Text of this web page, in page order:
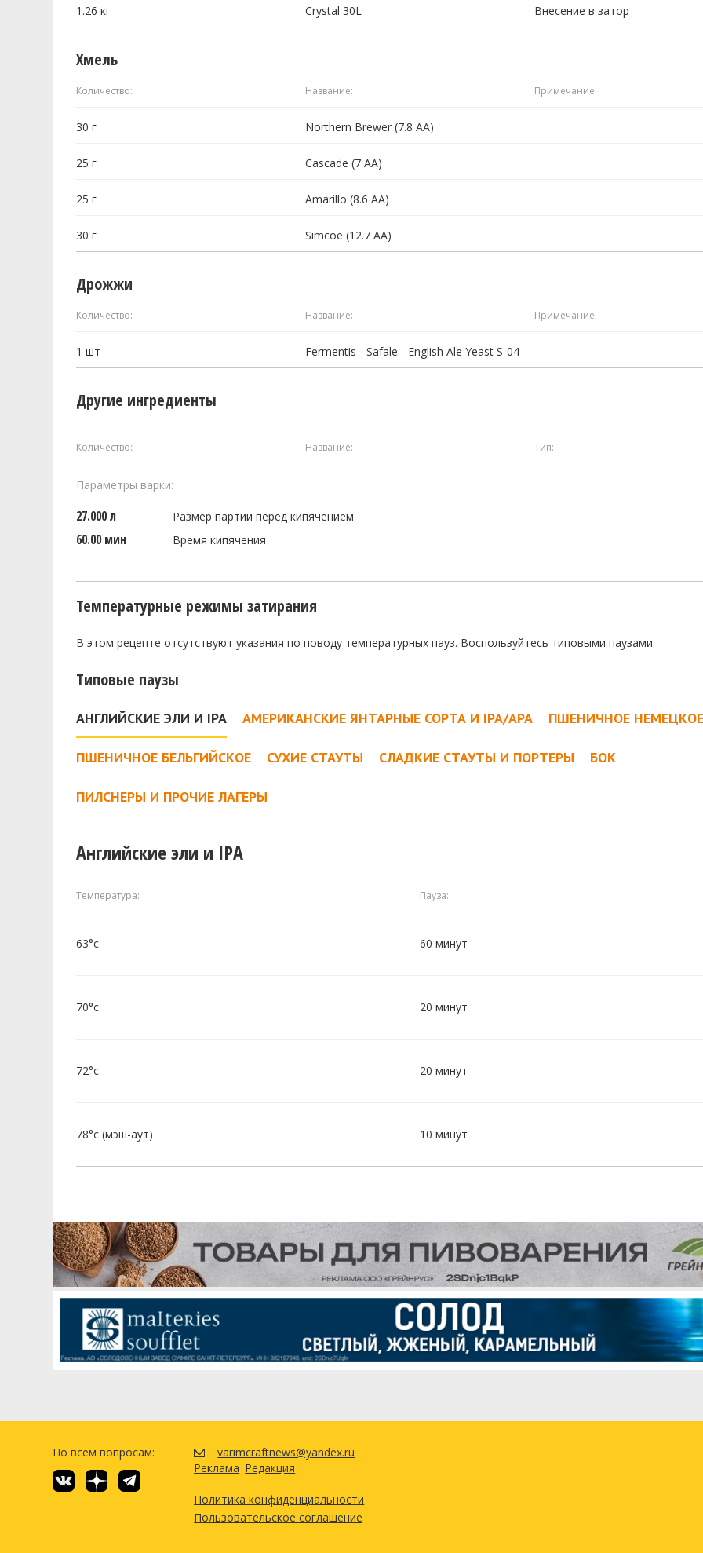
1.26кг Crystal 30L Внесение в затор
Хмель
Количество: Название: Примечание:
30г Northern Brewer (7.8 AA)
25г Cascade (7 AA)
25г Amarillo (8.6 AA)
30г Simcoe (12.7 AA)
Дрожжи
Количество: Название: Примечание:
1шт Fermentis - Safale - English Ale Yeast S-04
Другие ингредиенты
Количество: Название: Тип:
Параметры варки:
27.000 л Размер партии перед кипячением
60.00 мин Время кипячения
Температурные режимы затирания
В этом рецепте отсутствуют указания по поводу температурных пауз. Воспользуйтесь типовыми паузами:
Типовые паузы
АНГЛИЙСКИЕ ЭЛИ И IPA АМЕРИКАНСКИЕ ЯНТАРНЫЕ СОРТА И IPA/APA ПШЕНИЧНОЕ
ПШЕНИЧНОЕ БЕЛЬГИЙСКОЕ СУХИЕ СТАУТЫ СЛАДКИЕ СТАУТЫ И ПОРТЕРЫ БОК
ПИЛСНЕРЫ И ПРОЧИЕ ЛАГЕРЫ
Английские эли и IPA
Температура: Пауза:
63°c 60 минут
70°c 20 минут
72°c 20 минут
78°c (мэш-аут) 10 минут
По всем вопросам:
varimcraftnews@yandex.ru
Реклама Редакция
Политика конфиденциальности
Пользовательское соглашение